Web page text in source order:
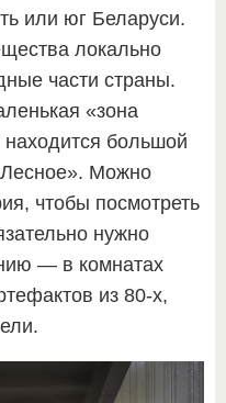
или юг Беларуси.
локально
части страны.
«зона
большой
Можно
чтобы посмотреть
нужно
— в комнатах
из 80-х,